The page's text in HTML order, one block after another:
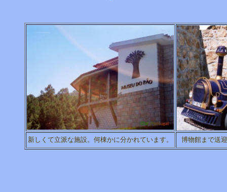
新しくて立派な施設。何棟かに分かれています。 博物館まで送